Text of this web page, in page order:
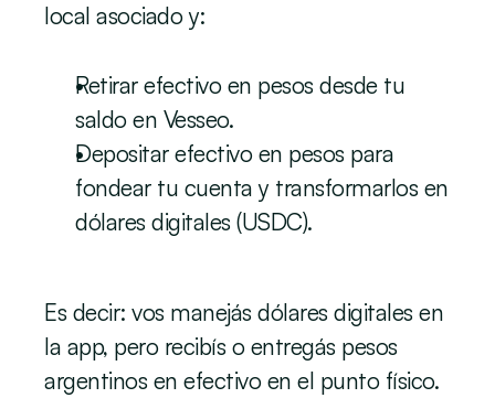
local asociado y:
Retirar efectivo en pesos desde tu
saldo en Vesseo.
Depositar efectivo en pesos para
fondear tu cuenta y transformarlos en
dólares digitales (USDC).
Es decir: vos manejás dólares digitales en
la app, pero recibís o entregás pesos
argentinos en efectivo en el punto físico.